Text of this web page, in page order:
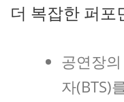
더 복잡한 퍼포
공연장
자(BTS)